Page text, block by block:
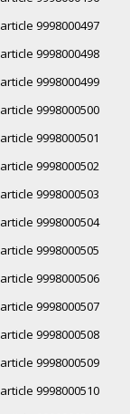
article 9998000497
article 9998000498
article 9998000499
article 9998000500
article 9998000501
article 9998000502
article 9998000503
article 9998000504
article 9998000505
article 9998000506
article 9998000507
article 9998000508
article 9998000509
article 9998000510